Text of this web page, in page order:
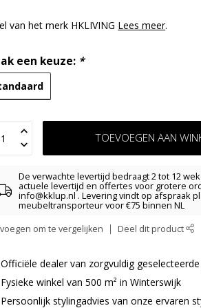
van het merk HKLIVING Lees meer.
een keuze: *
TOEVOEGEN AAN
De verwachte levertijd bedraagt 2 tot 12
actuele levertijd en offertes voor grotere
info@kklup.nl. Levering vindt op afspraak
meubeltransporteur voor €75 binnen NL
om te vergelijken Deel dit product
Officiële dealer van zorgvuldig
Fysieke winkel van 500 m² in Winterswijk
Persoonlijk stylingadvies van onze ervaren